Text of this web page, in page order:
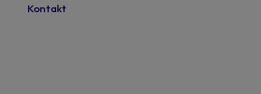
Kontakt